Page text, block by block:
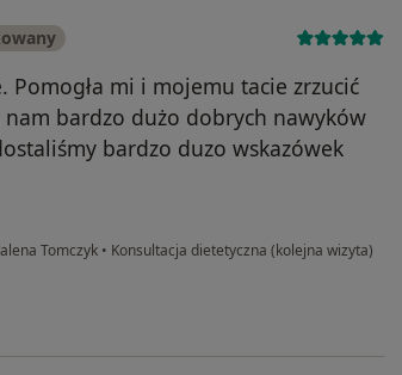
mi i mojemu tacie zrzucić
bardzo dużo dobrych nawyków
bardzo duzo wskazówek
Tomczyk • Konsultacja dietetyczna (kolejna wizyta)